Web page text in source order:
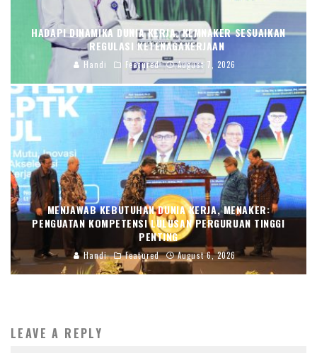
HADAPI DINAMIKA DUNIA KERJA, KEMNAKER SESUAIKAN
REGULASI KETENAGAKERJAAN
Handi Featured August 7, 2026
MENJAWAB KEBUTUHAN DUNIA KERJA, MENAKER:
PENGUATAN KOMPETENSI LULUSAN PERGURUAN TINGGI
PENTING
Handi Featured August 6, 2026
LEAVE A REPLY